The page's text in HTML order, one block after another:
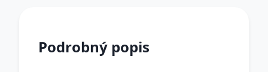
Podrobný popis